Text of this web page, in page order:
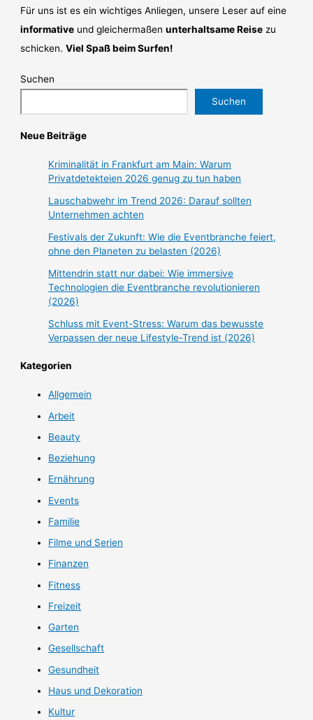
Für uns ist es ein wichtiges Anliegen, unsere Leser auf eine
informative und gleichermaßenunterhaltsame Reise zu
schicken.Viel Spaß beim Surfen!
Suchen
Suchen
Neue Beiträge
Kriminalität in Frankfurt am Main: Warum
Privatdetekteien 2026 genug zu tun haben
Lauschabwehr im Trend 2026: Darauf sollten
Unternehmen achten
Festivals der Zukunft: Wie die Eventbranche feiert,
ohne den Planeten zu belasten (2026)
Mittendrin statt nur dabei: Wie immersive
Technologien die Eventbranche revolutionieren
(2026)
Schluss mit Event-Stress: Warum das bewusste
Verpassen der neue Lifestyle-Trend ist (2026)
Kategorien
Allgemein
Arbeit
Beauty
Beziehung
Ernährung
Events
Familie
Filme und Serien
Finanzen
Fitness
Freizeit
Garten
Gesellschaft
Gesundheit
Haus und Dekoration
Kultur